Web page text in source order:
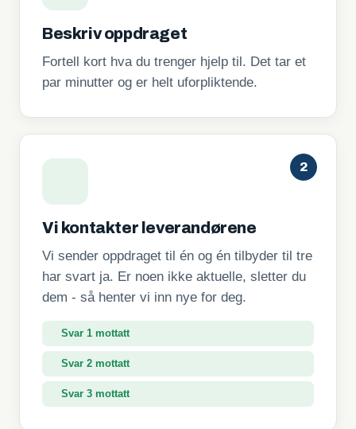
Beskriv oppdraget
Fortell kort hva du trenger hjelp til. Det tar et
par minutter og er helt uforpliktende.
2
Vi kontakter leverandørene
Vi sender oppdraget til én og én tilbyder til tre
har svart ja. Er noen ikke aktuelle, sletter du
dem - så henter vi inn nye for deg.
Svar 2 mottatt
Svar 3 mottatt